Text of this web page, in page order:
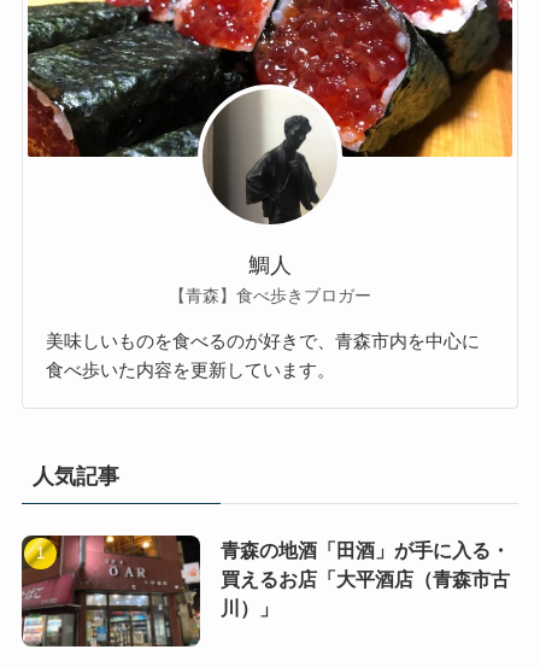
鯛人
【青森】食べ歩きブロガー
美味しいものを食べるのが好きで、青森市内を中心に
食べ歩いた内容を更新しています。
人気記事
青森の地酒「田酒」が手に入る・
買えるお店「大平酒店（青森市古
川）」